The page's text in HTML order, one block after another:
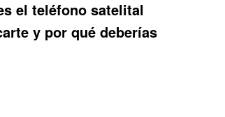
elteléfono satelital
y por qué deberías